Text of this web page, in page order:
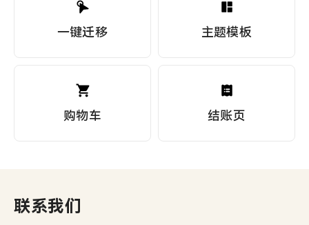
一键迁移 主题模板
购物车 结账页
联系我们